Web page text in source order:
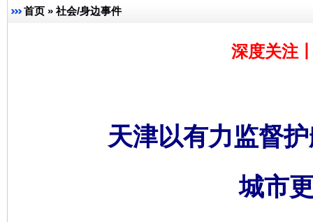
首页 » 社会/身边事件
深度关注
天津以有力监督
城市